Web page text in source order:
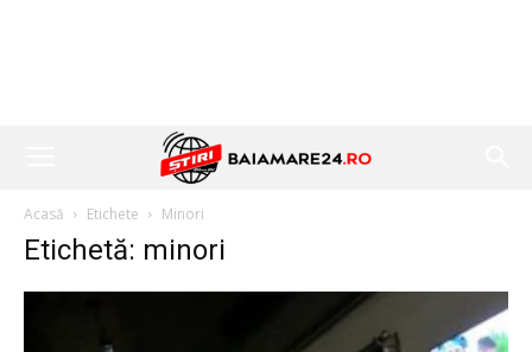
Acasă Etichete Minori
Etichetă: minori